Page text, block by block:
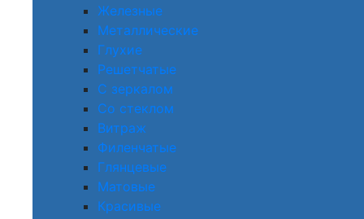
Железные
Металлические
Глухие
Решетчатые
С зеркалом
Со стеклом
Витраж
Филенчатые
Глянцевые
Матовые
Красивые